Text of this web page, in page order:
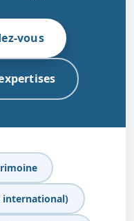
vous
international)